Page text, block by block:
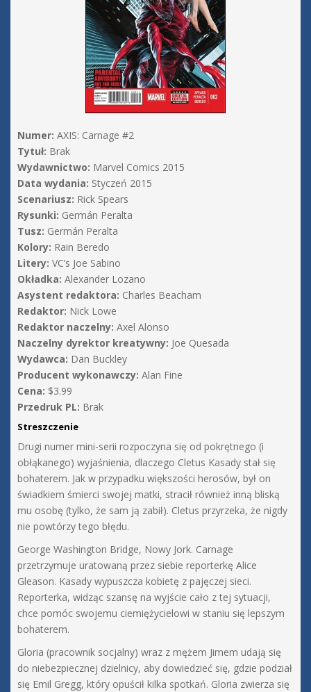
Numer: AXIS: Carnage #2
Tytuł: Brak
Wydawnictwo: Marvel Comics 2015
Data wydania: Styczeń 2015
Scenariusz: Rick Spears
Rysunki: Germán Peralta
Tusz: Germán Peralta
Kolory: Rain Beredo
Litery: VC’s Joe Sabino
Okładka: Alexander Lozano
Asystent redaktora: Charles Beacham
Redaktor: Nick Lowe
Redaktor naczelny: Axel Alonso
Naczelny dyrektor kreatywny: Joe Quesada
Wydawca: Dan Buckley
Producent wykonawczy: Alan Fine
Cena: $3.99
Przedruk PL: Brak
Streszczenie
Drugi numer mini-serii rozpoczyna się od pokrętnego (i
obłąkanego) wyjaśnienia, dlaczego Cletus Kasady stał się
bohaterem. Jak w przypadku większości herosów, był on
świadkiem śmierci swojej matki, stracił również inną bliską
mu osobę (tylko, że sam ją zabił). Cletus przyrzeka, że nigdy
nie powtórzy tego błędu.
George Washington Bridge, Nowy Jork. Carnage
przetrzymuje uratowaną przez siebie reporterkę Alice
Gleason. Kasady wypuszcza kobietę z pajęczej sieci.
Reporterka, widząc szansę na wyjście cało z tej sytuacji,
chce pomóc swojemu ciemiężycielowi w staniu się lepszym
bohaterem.
Gloria (pracownik socjalny) wraz z mężem Jimem udają się
do niebezpiecznej dzielnicy, aby dowiedzieć się, gdzie podział
się Emil Gregg, który opuścił kilka spotkań. Gloria zwierza się